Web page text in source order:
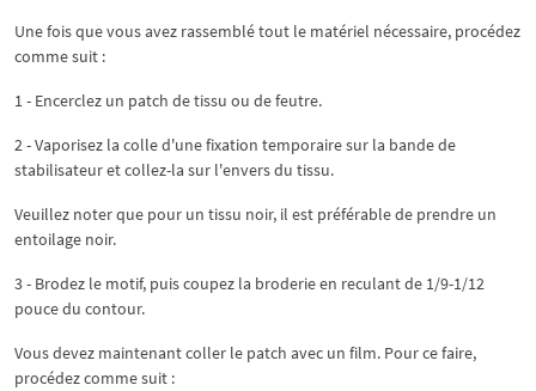
Une fois que vous avez rassemblé tout le matériel nécessaire, procédez
comme suit :
1 - Encerclez un patch de tissu ou de feutre.
2 - Vaporisez la colle d'une fixation temporaire sur la bande de
stabilisateur et collez-la sur l'envers du tissu.
Veuillez noter que pour un tissu noir, il est préférable de prendre un
entoilage noir.
3 - Brodez le motif, puis coupez la broderie en reculant de 1/9-1/12
pouce du contour.
Vous devez maintenant coller le patch avec un film. Pour ce faire,
procédez comme suit :